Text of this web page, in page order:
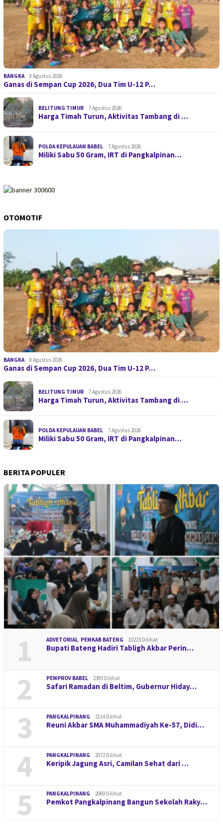
BANGKA 8 Agustus 2026
Ganas di Sempan Cup 2026, Dua Tim U-12 P…
BELITUNG TIMUR 7 Agustus 2026
Harga Timah Turun, Aktivitas Tambang di …
POLDA KEPULAUAN BABEL 7 Agustus 2026
Miliki Sabu 50 Gram, IRT di Pangkalpinan…
OTOMOTIF
BANGKA 8 Agustus 2026
Ganas di Sempan Cup 2026, Dua Tim U-12 P…
BELITUNG TIMUR 7 Agustus 2026
Harga Timah Turun, Aktivitas Tambang di …
POLDA KEPULAUAN BABEL 7 Agustus 2026
Miliki Sabu 50 Gram, IRT di Pangkalpinan…
BERITA POPULER
1 ADVETORIAL, PEMKAB BATENG 10223 Dilihat
Bupati Bateng Hadiri Tabligh Akbar Perin…
2 PEMPROV BABEL 2393 Dilihat
Safari Ramadan di Beltim, Gubernur Hiday…
3 PANGKALPINANG 2114 Dilihat
Reuni Akbar SMA Muhammadiyah Ke-57, Didi…
4 PANGKALPINANG 2072 Dilihat
Keripik Jagung Asri, Camilan Sehat dari …
5 PANGKALPINANG 2069 Dilihat
Pemkot Pangkalpinang Bangun Sekolah Raky…